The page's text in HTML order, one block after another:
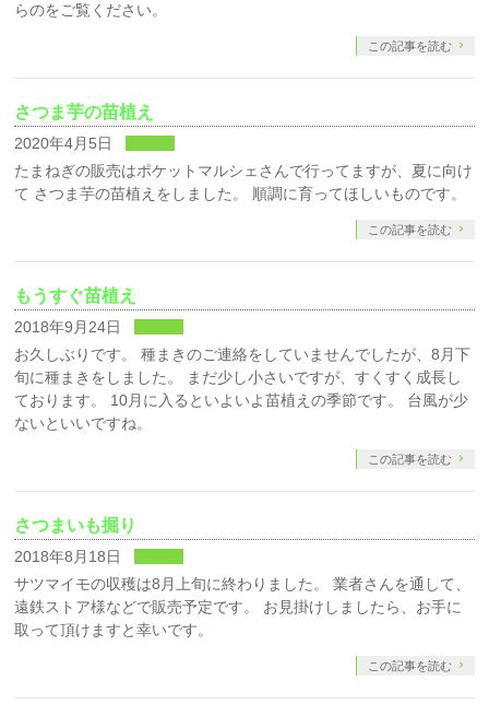
らのをご覧ください。
この記事を読む
さつま芋の苗植え
2020年4月5日
たまねぎの販売はポケットマルシェさんで行ってますが、夏に向け
て さつま芋の苗植えをしました。 順調に育ってほしいものです。
この記事を読む
もうすぐ苗植え
2018年9月24日
お久しぶりです。 種まきのご連絡をしていませんでしたが、8月下
旬に種まきをしました。 まだ少し小さいですが、すくすく成長し
ております。 10月に入るといよいよ苗植えの季節です。 台風が少
ないといいですね。
この記事を読む
さつまいも掘り
2018年8月18日
サツマイモの収穫は8月上旬に終わりました。 業者さんを通して、
遠鉄ストア様などで販売予定です。 お見掛けしましたら、お手に
取って頂けますと幸いです。
この記事を読む